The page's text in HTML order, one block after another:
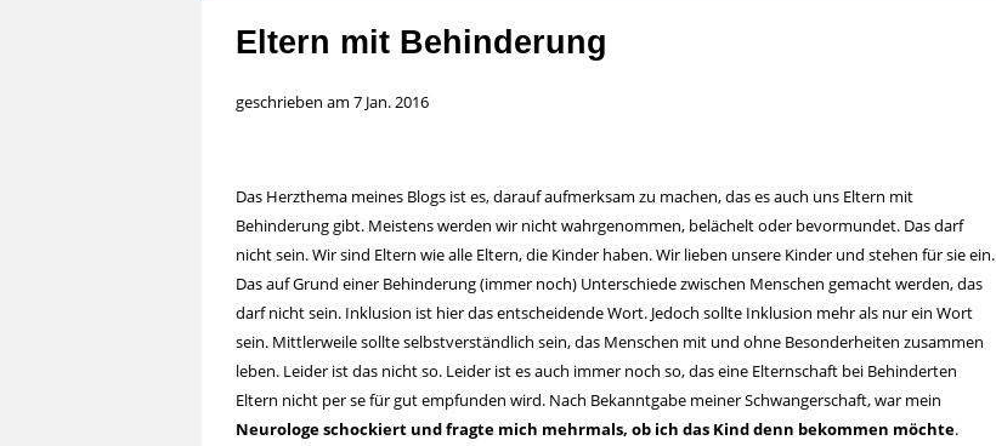
Eltern mit Behinderung
geschrieben am 7 Jan. 2016
Das Herzthema meines Blogs ist es, darauf aufmerksam zu machen, das es auch uns Eltern mit
Behinderung gibt. Meistens werden wir nicht wahrgenommen, belächelt oder bevormundet. Das darf
nicht sein. Wir sind Eltern wie alle Eltern, die Kinder haben. Wir lieben unsere Kinder und stehen für sie ein.
Das auf Grund einer Behinderung (immer noch) Unterschiede zwischen Menschen gemacht werden, das
darf nicht sein. Inklusion ist hier das entscheidende Wort. Jedoch sollte Inklusion mehr als nur ein Wort
sein. Mittlerweile sollte selbstverständlich sein, das Menschen mit und ohne Besonderheiten zusammen
leben. Leider ist das nicht so. Leider ist es auch immer noch so, das eine Elternschaft bei Behinderten
Eltern nicht per se für gut empfunden wird. Nach Bekanntgabe meiner Schwangerschaft, war mein
Neurologe schockiert und fragte mich mehrmals, ob ich das Kind denn bekommen möchte.